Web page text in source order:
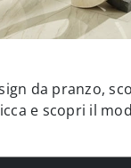
da pranzo,
e scopri il